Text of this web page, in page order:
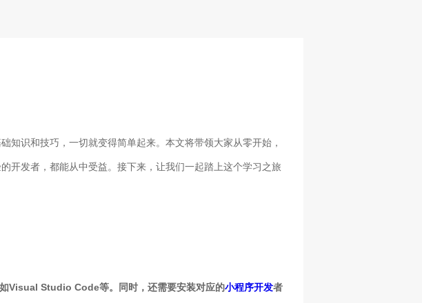
知识和技巧，一切就变得简单起来。本文将带领大家从零开始，
开发者，都能从中受益。接下来，让我们一起踏上这个学习之旅
Visual Studio Code等。同时，还需要安装对应的小程序开发者